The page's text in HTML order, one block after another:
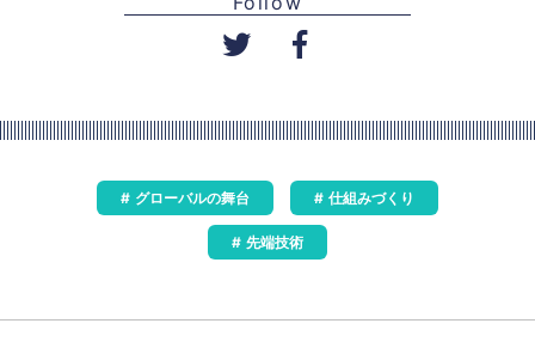
グローバルの舞台 仕組みづくり
先端技術